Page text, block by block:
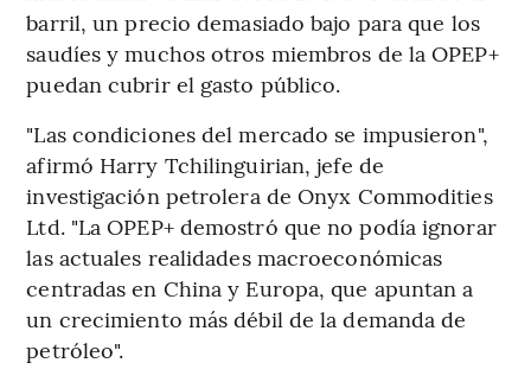
barril, un precio demasiado bajo para que los
saudíes y muchos otros miembros de la OPEP+
puedan cubrir el gasto público.
"Las condiciones del mercado se impusieron",
afirmó Harry Tchilinguirian, jefe de
investigación petrolera de Onyx Commodities
Ltd. "La OPEP+ demostró que no podía ignorar
las actuales realidades macroeconómicas
centradas en China y Europa, que apuntan a
un crecimiento más débil de la demanda de
petróleo".